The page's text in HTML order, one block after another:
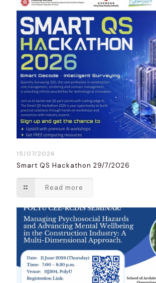
15/07/2026
Smart QS Hackathon 29/7/2026
Read more